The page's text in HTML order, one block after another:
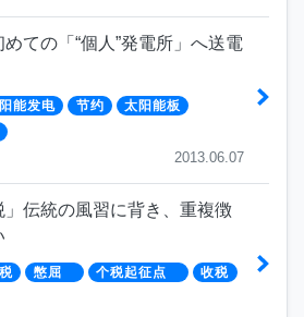
ての「“個人”発電所」へ送電
能发电 节约
太阳能板
2013.06.07
」伝統の風習に背き、重複徴
憋屈 个税起征点
收税